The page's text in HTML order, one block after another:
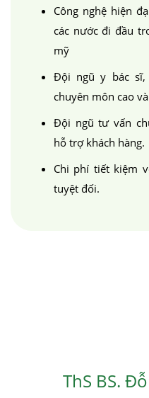
Công nghệ hiện
các nước đi đầu
mỹ
Đội ngũ y bác
chuyên môn cao
Đội ngũ tư vấn
hỗ trợ khách hàng.
Chi phí tiết kiệm
tuyệt đối.
ThS BS.